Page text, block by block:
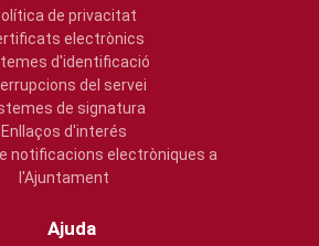
de privacitat
electrònics
d'identificació
del servei
de signatura
Enllaços d'interés
notificacions electròniques a
l'Ajuntament
Ajuda